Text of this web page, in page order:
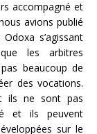
accompagné et
avions publié
s’agissant
les arbitres
beaucoup de
des vocations.
ils ne sont pas
et ils peuvent
sur le